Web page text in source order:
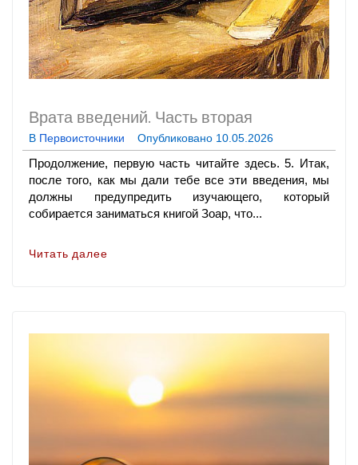
Врата введений. Часть вторая
В Первоисточники Опубликовано 10.05.2026
Продолжение, первую часть читайте здесь. 5. Итак,
после того, как мы дали тебе все эти введения, мы
должны предупредить изучающего, который
собирается заниматься книгой Зоар, что...
Читать далее